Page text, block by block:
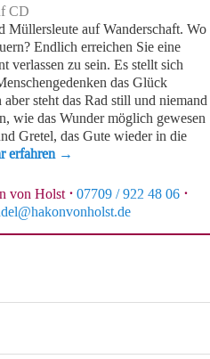
CD
Müllersleute auf Wanderschaft. Wo
Endlich erreichen Sie eine
verlassen zu sein. Es stellt sich
das Glück
steht das Rad still und niemand
wie das Wunder möglich gewesen
Gretel, das Gute wieder in die
erfahren →
von Holst· 07709 / 922 48 06 ·